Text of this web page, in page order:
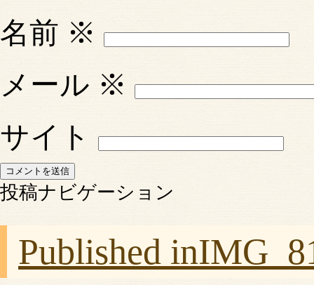
名前 ※
メール ※
サイト
投稿ナビゲーション
Published in